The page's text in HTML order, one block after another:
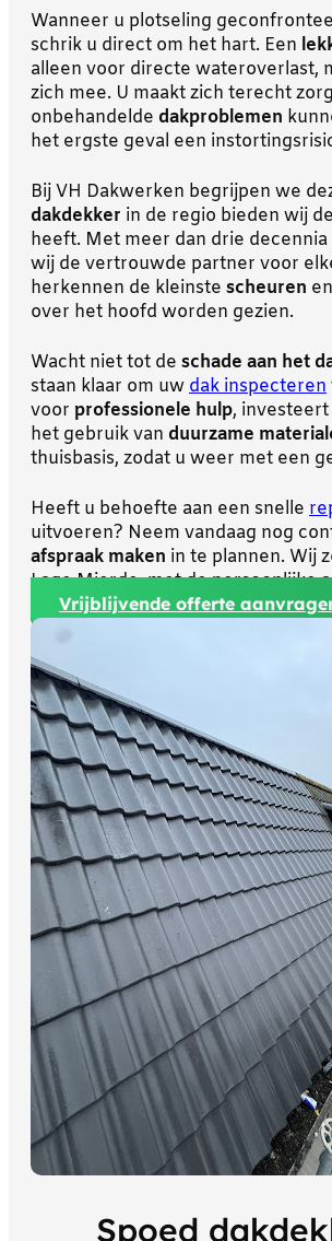
Wanneer u plotseling
schrik u direct om het hart. Een
alleen voor directe wateroverlast,
zich mee. U maakt zich terecht
onbehandelde dakproblemen
het ergste geval een
Bij VH Dakwerken begrijpen we
dakdekker in de regio bieden wij
heeft. Met meer dan drie decennia
wij de vertrouwde partner voor
herkennen de kleinste scheuren
over het hoofd worden gezien.
Wacht niet tot de schade aan het
staan klaar om uwdak inspecteren
voor professionele hulp,
het gebruik van duurzame
thuisbasis, zodat u weer met een
Heeft u behoefte aan een snelle
uitvoeren? Neem vandaag nog
afspraak maken in te plannen. Wij
Lage Mierde, met de persoonlijke
Vrijblijvende offerte
Spoed